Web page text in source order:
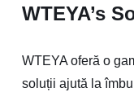
WTEYA’s
WTEYA oferă o
soluții ajută la